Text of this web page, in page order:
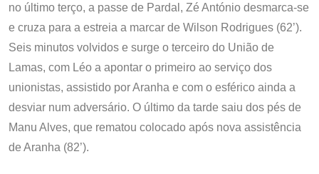
no último terço, a passe de Pardal, Zé António desmarca-se
e cruza para a estreia a marcar de Wilson Rodrigues (62’).
Seis minutos volvidos e surge o terceiro do União de
Lamas, com Léo a apontar o primeiro ao serviço dos
unionistas, assistido por Aranha e com o esférico ainda a
desviar num adversário. O último da tarde saiu dos pés de
Manu Alves, que rematou colocado após nova assistência
de Aranha (82’).